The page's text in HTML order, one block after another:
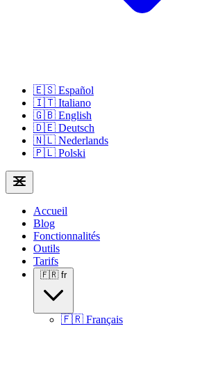
🇪🇸 Español
🇮🇹 Italiano
🇬🇧 English
🇩🇪 Deutsch
🇳🇱 Nederlands
🇵🇱 Polski
Accueil
Blog
Fonctionnalités
Outils
Tarifs
🇫🇷 fr
🇫🇷 Français